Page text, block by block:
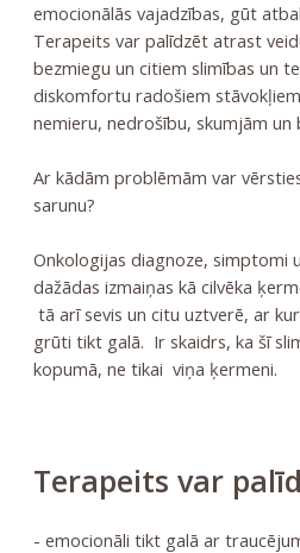
emocionālās vajadzības, gūt
Terapeits var palīdzēt atrast
bezmiegu un citiem slimības un
diskomfortu radošiem
nemieru, nedrošību, skumjām un
Ar kādām problēmām var
sarunu?
Onkologijas diagnoze, simptomi
dažādas izmaiņas kā cilvēka
tā arī sevis un citu uztverē, ar
grūti tikt galā. Ir skaidrs, ka šī
kopumā, ne tikai viņa ķermeni.
Terapeits var
- emocionāli tikt galā ar